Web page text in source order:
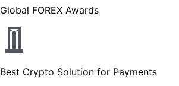
Global FOREX Awards
Best Crypto Solution for Payments